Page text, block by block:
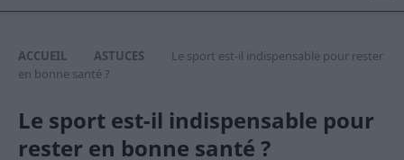
ACCUEIL ASTUCES
Le sport est-il indispensable pour rester
en bonne santé ?
Le sport est-il indispensable pour
rester en bonne santé ?